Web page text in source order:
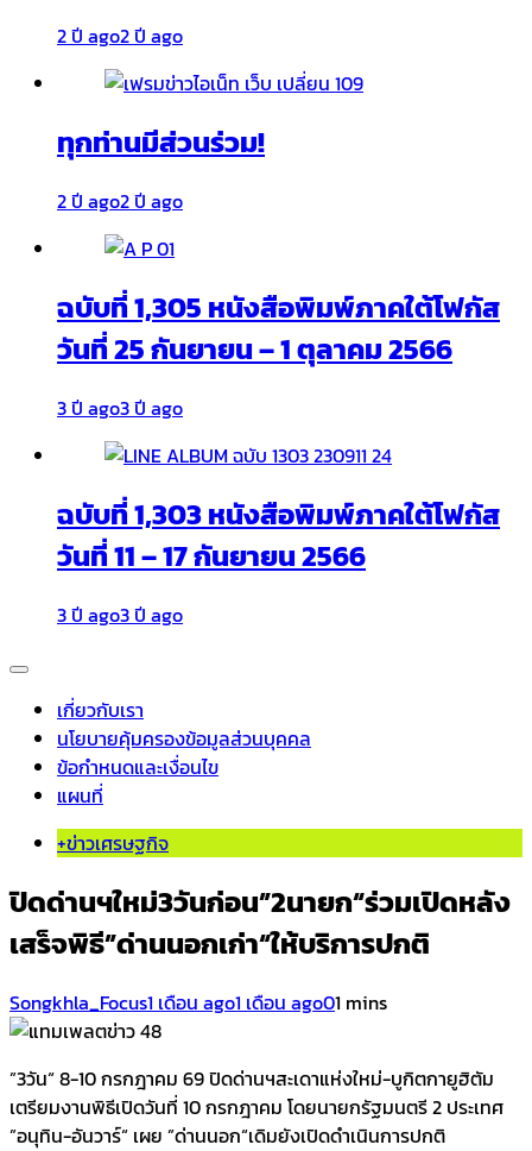
2 ปี ago2 ปี ago
ทุกท่านมีส่วนร่วม!
2 ปี ago2 ปี ago
ฉบับที่ 1,305 หนังสือพิมพ์ภาคใต้โฟกัส
วันที่ 25 กันยายน – 1 ตุลาคม 2566
3 ปี ago3 ปี ago
ฉบับที่ 1,303 หนังสือพิมพ์ภาคใต้โฟกัส
วันที่ 11 – 17 กันยายน 2566
3 ปี ago3 ปี ago
เกี่ยวกับเรา
นโยบายคุ้มครองข้อมูลส่วนบุคคล
ข้อกำหนดและเงื่อนไข
แผนที่
+ข่าวเศรษฐกิจ
ปิดด่านฯใหม่3วันก่อน”2นายก“ร่วมเปิดหลัง
เสร็จพิธี”ด่านนอกเก่า“ให้บริการปกติ
Songkhla_Focus1 เดือน ago1 เดือน ago01 mins
”3วัน“ 8-10 กรกฎาคม 69 ปิดด่านฯสะเดาแห่งใหม่-บูกิตกายูฮิตัม
เตรียมงานพิธีเปิดวันที่ 10 กรกฎาคม โดยนายกรัฐมนตรี 2 ประเทศ
”อนุทิน-อันวาร์“ เผย ”ด่านนอก“เดิมยังเปิดดำเนินการปกติ